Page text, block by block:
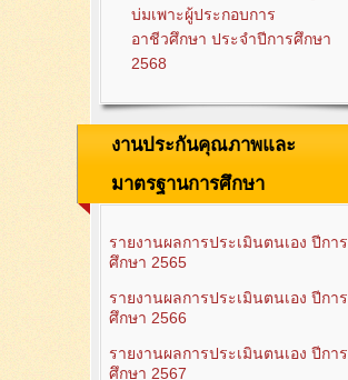
บ่มเพาะผู้ประกอบการ
อาชีวศึกษา ประจำปีการศึกษา
2568
งานประกันคุณภาพและ
มาตรฐานการศึกษา
รายงานผลการประเมินตนเอง ปีการ
ศึกษา 2565
รายงานผลการประเมินตนเอง ปีการ
ศึกษา 2566
รายงานผลการประเมินตนเอง ปีการ
ศึกษา 2567